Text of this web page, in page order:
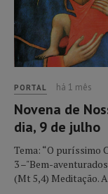
PORTAL há 1 mês
Novena de
dia, 9 de julho
Tema: “O puríssimo
3 –"Bem-
(Mt 5,4) Meditação.